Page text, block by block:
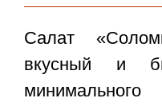
Салат
вкусный и